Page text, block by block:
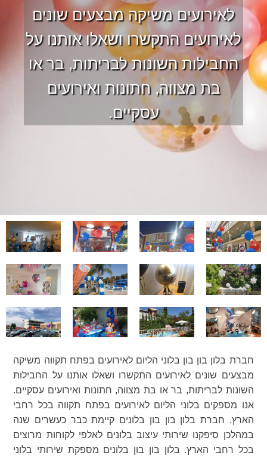
לאירועים משיקה מבצעים שונים
לאירועים התקשרו ושאלו אותנו על
החבילות השונות לבריתות, בר או
בת מצווה, חתונות ואירועים
עסקיים.
חברת בלון בון בון בלוני הליום לאירועים בפתח תקווה משיקה
מבצעים שונים לאירועים התקשרו ושאלו אותנו על החבילות
השונות לבריתות, בר או בת מצווה, חתונות ואירועים עסקיים.
אנו מספקים בלוני הליום לאירועים בפתח תקווה בכל רחבי
הארץ. חברת בלון בון בון בלונים קיימת כבר כעשרים שנה
במהלכן סיפקנו שירותי עיצוב בלונים לאלפי לקוחות מרוצים
בכל רחבי הארץ. בלון בון בון בלונים מספקת שירותי בלוני